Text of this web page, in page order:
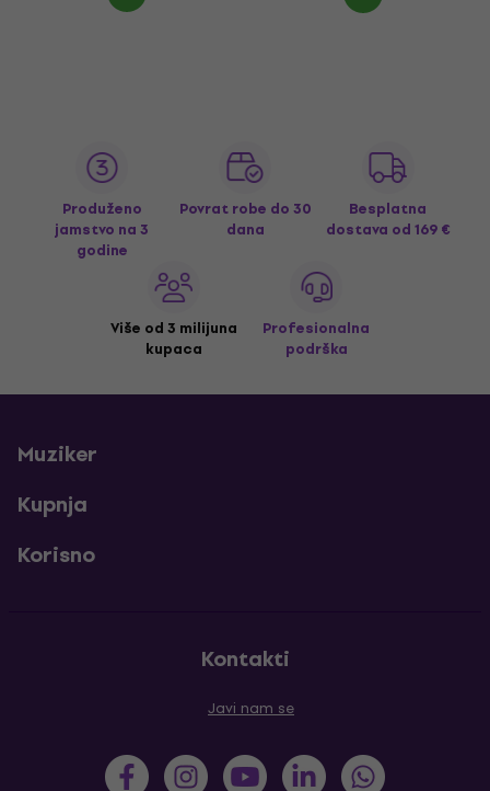
Produženo
jamstvo na 3
godine
Povrat robe do 30
dana
Besplatna
dostava od 169 €
Više od 3 milijuna
kupaca
Profesionalna
podrška
Muziker
Kupnja
Korisno
Kontakti
Javi nam se